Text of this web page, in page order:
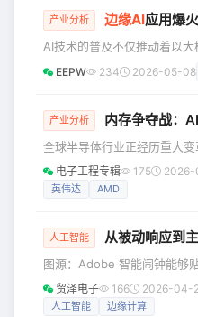
产业分析 边缘AI应用爆火
AI技术的普及不仅推动着以
础设施市场繁荣，同时也极
算力、低功耗、高集成、高
变革背景下，集成NPU的
NPU、GPU、ISP、存储控制
单一
EEPW 234 2026-05-08
产业分析 内存争夺战：AI虹吸
全球半导体行业正经历重大
师称之为“存储器大转型”。
始，市场呈现两极分化：AI驱
分化源于硅晶圆产能分配的巨
(HBM)，挤占了原本用于笔记
智能手机和游戏机芯片的产能
级周期的经济效益 对于全球
电子工程专辑 175
英伟达 AMD
人工智能 从被动响应到主动预判：如何构建真正
图源：Adobe 智能闹钟能够
自然睡眠节律，在适合的时机
用户。数字助手则会在人们拿
贸泽电子 166 2026-04-
人工智能 边缘计算